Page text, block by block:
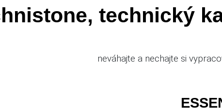
technický
neváhajte a nechajte si